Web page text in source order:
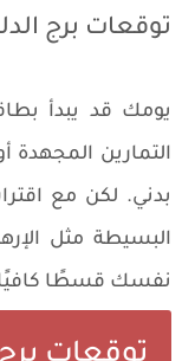
توقعات برج
يومك قد يبدأ
التمارين المجهدة
بدني. لكن مع
البسيطة مثل
نفسك قسطًا كافيًا